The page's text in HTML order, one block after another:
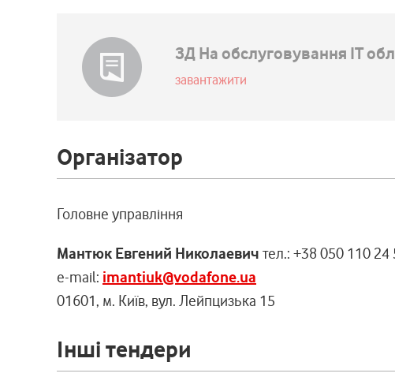
ЗД На обслуговування ІТ
завантажити
Організатор
Головне управління
Мантюк Евгений Николаевич тел.: +38 050 110 24
e-mail: imantiuk@vodafone.ua
01601, м. Київ, вул. Лейпцизька 15
Інші тендери